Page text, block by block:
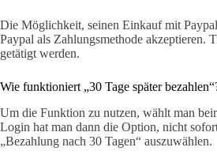
Die Möglichkeit, seinen Einkauf mit
Paypal als Zahlungsmethode akzeptieren.
getätigt werden.
Wie funktioniert „30 Tage später
Um die Funktion zu nutzen, wählt man
Login hat man dann die Option, nicht
„Bezahlung nach 30 Tagen“ auszuwählen.